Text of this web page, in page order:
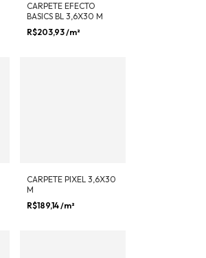
CARPETE EFECTO
BASICS BL 3,6X30 M
R$203,93/m²
CARPETE PIXEL 3,6X30
M
R$189,14/m²